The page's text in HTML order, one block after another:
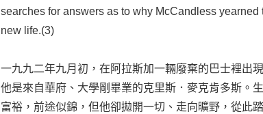
searches for answers as to why McCandless yearned
new life.(3)
一九九二年九月初，在阿拉斯加一輛廢棄的巴士裡出
他是來自華府、大學剛畢業的克里斯．麥克肯多斯。
富裕，前途似錦，但他卻拋開一切、走向曠野，從此